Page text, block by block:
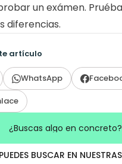
un exámen.
diferencias.
artículo
WhatsApp
¿Buscas algo en concreto?
BUSCAR EN NUESTRAS